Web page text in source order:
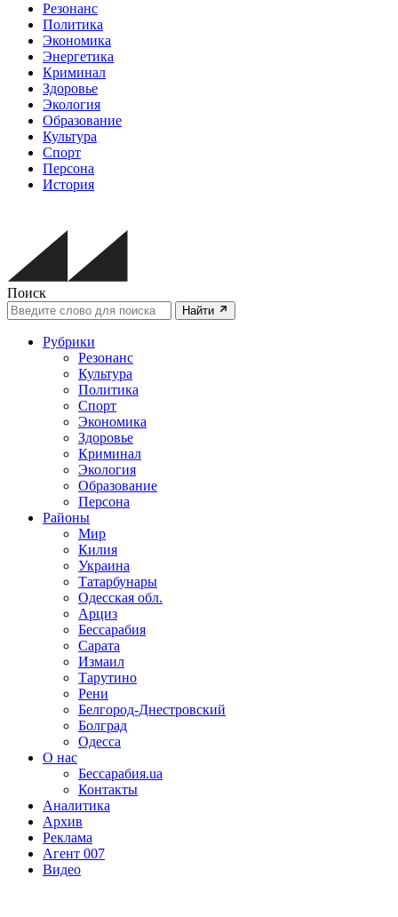
Резонанс
Политика
Экономика
Энергетика
Криминал
Здоровье
Экология
Образование
Культура
Спорт
Персона
История
Поиск
Найти
Рубрики
Резонанс
Культура
Политика
Спорт
Экономика
Здоровье
Криминал
Экология
Образование
Персона
Районы
Мир
Килия
Украина
Татарбунары
Одесская обл.
Арциз
Бессарабия
Сарата
Измаил
Тарутино
Рени
Белгород-Днестровский
Болград
Одесса
О нас
Бессарабия.ua
Контакты
Аналитика
Архив
Реклама
Агент 007
Видео